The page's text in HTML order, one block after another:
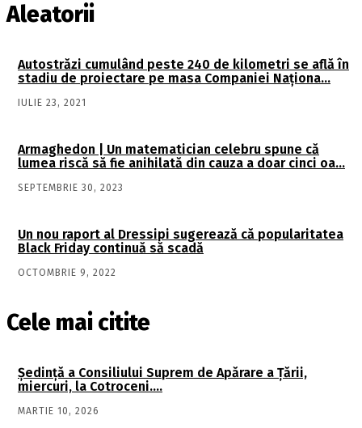
Aleatorii
Autostrăzi cumulând peste 240 de kilometri se află în
stadiu de proiectare pe masa Companiei Naţiona…
IULIE 23, 2021
Armaghedon | Un matematician celebru spune că
lumea riscă să fie anihilată din cauza a doar cinci oa…
SEPTEMBRIE 30, 2023
Un nou raport al Dressipi sugerează că popularitatea
Black Friday continuă să scadă
OCTOMBRIE 9, 2022
Cele mai citite
Şedinţă a Consiliului Suprem de Apărare a Ţării,
miercuri, la Cotroceni….
MARTIE 10, 2026